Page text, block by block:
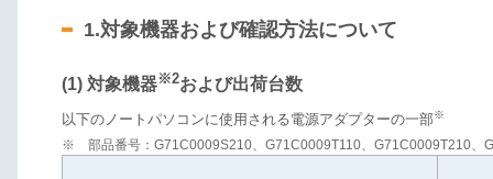
1.対象機器および確認方法について
(1) 対象機器※2および出荷台数
以下のノートパソコンに使用される電源アダプターの一部※
※ 部品番号：G71C0009S210、G71C0009T110、G71C0009T210、